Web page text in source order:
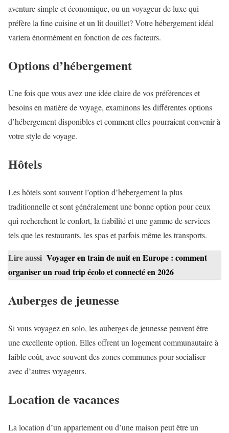
aventure simple et économique, ou un voyageur de luxe qui
préfère la fine cuisine et un lit douillet? Votre hébergement idéal
variera énormément en fonction de ces facteurs.
Options d’hébergement
Une fois que vous avez une idée claire de vos préférences et
besoins en matière de voyage, examinons les différentes options
d’hébergement disponibles et comment elles pourraient convenir à
votre style de voyage.
Hôtels
Les hôtels sont souvent l’option d’hébergement la plus
traditionnelle et sont généralement une bonne option pour ceux
qui recherchent le confort, la fiabilité et une gamme de services
tels que les restaurants, les spas et parfois même les transports.
Lire aussi Voyager en train de nuit en Europe : comment
organiser un road trip écolo et connecté en 2026
Auberges de jeunesse
Si vous voyagez en solo, les auberges de jeunesse peuvent être
une excellente option. Elles offrent un logement communautaire à
faible coût, avec souvent des zones communes pour socialiser
avec d’autres voyageurs.
Location de vacances
La location d’un appartement ou d’une maison peut être un